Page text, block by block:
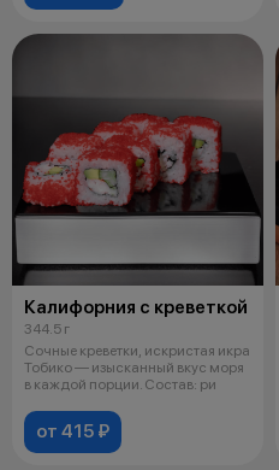
Калифорния с креветкой
344.5 г
Сочные креветки, искристая икра
Тобико — изысканный вкус моря
в каждой порции. Состав: ри
от 415 ₽